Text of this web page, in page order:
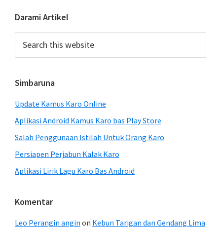
Primary
Sidebar
Darami Artikel
this
Simbaruna
Update Kamus Karo Online
Aplikasi Android Kamus Karo bas Play Store
Salah Penggunaan Istilah Untuk Orang Karo
Persiapen Perjabun Kalak Karo
Aplikasi Lirik Lagu Karo Bas Android
Komentar
Leo Perangin angin on Kebun Tarigan dan Gendang Lima